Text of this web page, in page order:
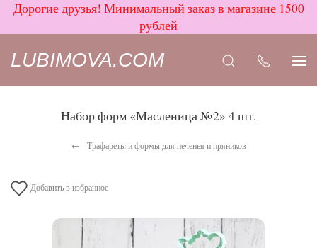
Дорогие друзья! Минимальный заказ в магазине 1500
рублей
LUBIMOVA.COM
Набор форм «Масленица №2» 4 шт.
Трафареты и формы для печенья и пряников
Добавить в избранное